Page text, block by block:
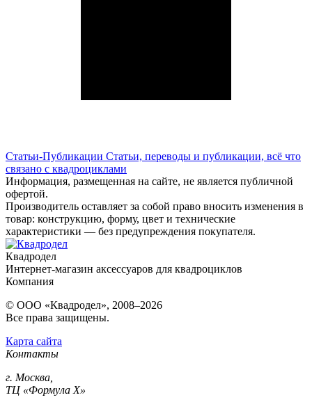
Статьи-Публикации Статьи, переводы и публикации, всё что
связано с квадроциклами
Информация, размещенная на сайте, не является публичной
офертой.
Производитель оставляет за собой право вносить изменения в
товар: конструкцию, форму, цвет и технические
характеристики — без предупреждения покупателя.
Квадродел
Интернет-магазин аксессуаров для квадроциклов
Компания
© ООО «Квадродел», 2008–2026
Все права защищены.
Карта сайта
Контакты
г. Москва,
ТЦ «Формула Х»